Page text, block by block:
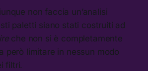
non faccia un’analisi
paletti siano stati costruiti ad
che non si è completamente
però limitare in nessun modo
filtri.